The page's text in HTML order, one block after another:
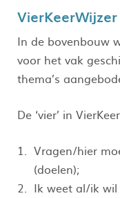
VierKeerWijzer
In de bovenbouw
voor het vak
thema’s
De ‘vier’ in
Vragen/hier
(doelen);
Ik weet al/ik